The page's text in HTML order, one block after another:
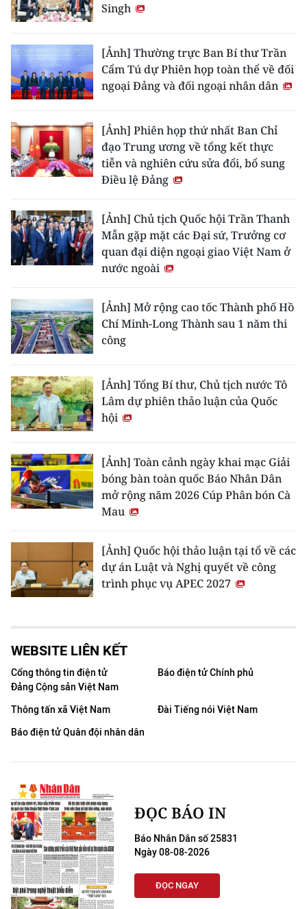
Singh
[Ảnh] Thường trực Ban Bí thư Trần
Cẩm Tú dự Phiên họp toàn thể về đối
ngoại Đảng và đối ngoại nhân dân
[Ảnh] Phiên họp thứ nhất Ban Chỉ
đạo Trung ương về tổng kết thực
tiễn và nghiên cứu sửa đổi, bổ sung
Điều lệ Đảng
[Ảnh] Chủ tịch Quốc hội Trần Thanh
Mẫn gặp mặt các Đại sứ, Trưởng cơ
quan đại diện ngoại giao Việt Nam ở
nước ngoài
[Ảnh] Mở rộng cao tốc Thành phố Hồ
Chí Minh-Long Thành sau 1 năm thi
công
[Ảnh] Tổng Bí thư, Chủ tịch nước Tô
Lâm dự phiên thảo luận của Quốc
hội
[Ảnh] Toàn cảnh ngày khai mạc Giải
bóng bàn toàn quốc Báo Nhân Dân
mở rộng năm 2026 Cúp Phân bón Cà
Mau
[Ảnh] Quốc hội thảo luận tại tổ về các
dự án Luật và Nghị quyết về công
trình phục vụ APEC 2027
WEBSITE LIÊN KẾT
Cổng thông tin điện tử
Đảng Cộng sản Việt Nam
Báo điện tử Chính phủ
Thông tấn xã Việt Nam
Đài Tiếng nói Việt Nam
Báo điện tử Quân đội nhân dân
ĐỌC BÁO IN
Báo Nhân Dân số 25831
Ngày 08-08-2026
ĐỌC NGAY